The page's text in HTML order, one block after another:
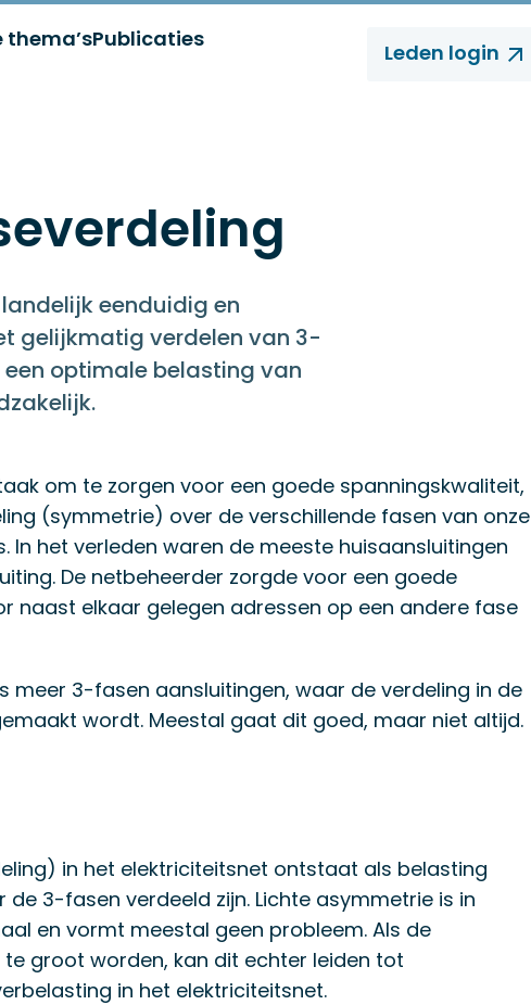
thema’sPublicaties
Leden login
eenduidig en
gelijkmatig verdelen van 3-
optimale belasting van
om te zorgen voor een goede spanningskwaliteit,
(symmetrie) over de verschillende fasen van onze
In het verleden waren de meeste huisaansluitingen
De netbeheerder zorgde voor een goede
naast elkaar gelegen adressen op een andere fase
meer 3-fasen aansluitingen, waar de verdeling in de
wordt. Meestal gaat dit goed, maar niet altijd.
in het elektriciteitsnet ontstaat als belasting
3-fasen verdeeld zijn. Lichte asymmetrie is in
en vormt meestal geen probleem. Als de
groot worden, kan dit echter leiden tot
in het elektriciteitsnet.